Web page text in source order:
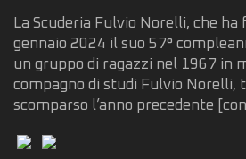
La Scuderia Fulvio Norelli, che ha
gennaio 2024 il suo 57°
un gruppo di ragazzi nel 1967 in
compagno di studi Fulvio Norelli,
scomparso l’anno precedente